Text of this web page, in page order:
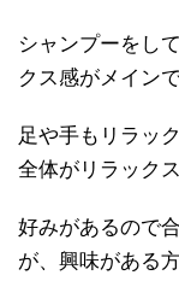
シャンプーをし
クス感がメインで
足や手もリラッ
全体がリラック
好みがあるので
が、興味がある